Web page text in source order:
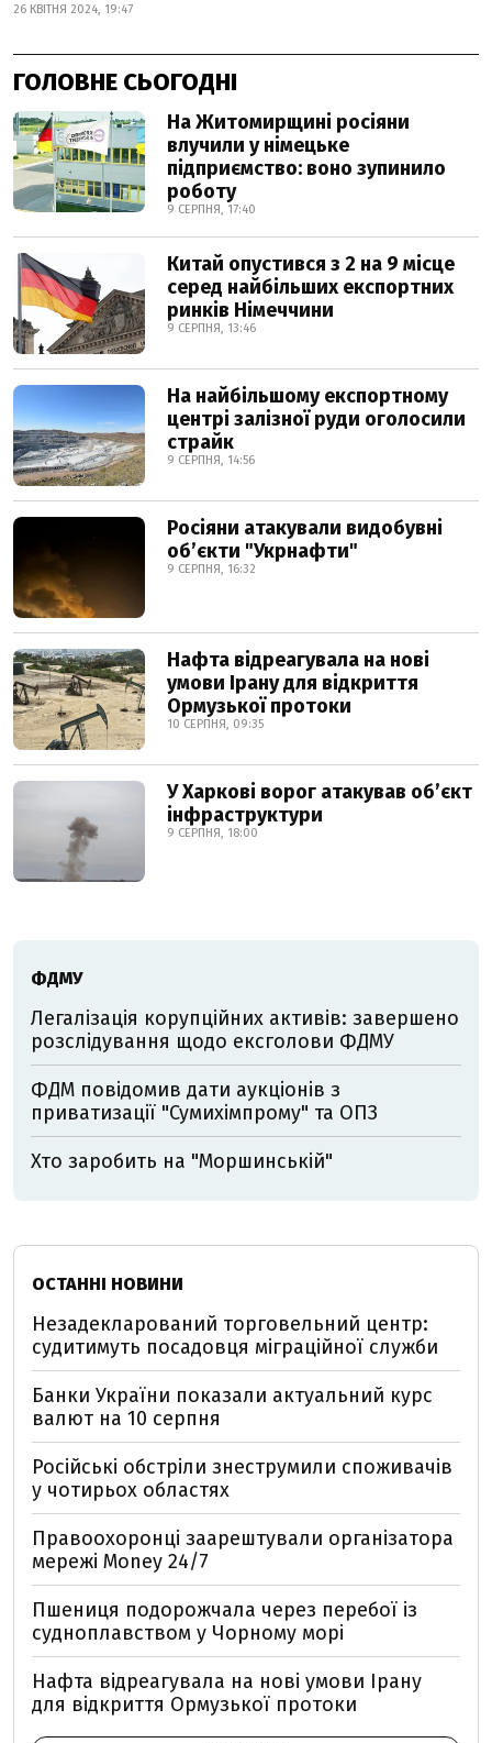
26 КВІТНЯ 2024, 19:47
ГОЛОВНЕ СЬОГОДНІ
На Житомирщині росіяни
влучили у німецьке
підприємство: воно зупинило
роботу
9 СЕРПНЯ, 17:40
Китай опустився з 2 на 9 місце
серед найбільших експортних
ринків Німеччини
9 СЕРПНЯ, 13:46
На найбільшому експортному
центрі залізної руди оголосили
страйк
9 СЕРПНЯ, 14:56
Росіяни атакували видобувні
обʼєкти "Укрнафти"
9 СЕРПНЯ, 16:32
Нафта відреагувала на нові
умови Ірану для відкриття
Ормузької протоки
10 СЕРПНЯ, 09:35
У Харкові ворог атакував обʼєкт
інфраструктури
9 СЕРПНЯ, 18:00
ФДМУ
Легалізація корупційних активів: завершено
розслідування щодо ексголови ФДМУ
ФДМ повідомив дати аукціонів з
приватизації "Сумихімпрому" та ОПЗ
Хто заробить на "Моршинській"
ОСТАННІ НОВИНИ
Незадекларований торговельний центр:
судитимуть посадовця міграційної служби
Банки України показали актуальний курс
валют на 10 серпня
Російські обстріли знеструмили споживачів
у чотирьох областях
Правоохоронці заарештували організатора
мережі Money 24/7
Пшениця подорожчала через перебої із
судноплавством у Чорному морі
Нафта відреагувала на нові умови Ірану
для відкриття Ормузької протоки